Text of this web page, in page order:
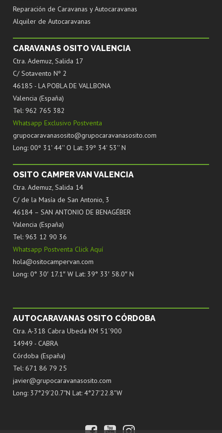
Reparación de Caravanas y Autocaravanas
Alquiler de Autocaravanas
CARAVANAS OSITO VALENCIA
Ctra. Ademuz, Salida 17
C/ Sotavento Nº 2
46185 - LA POBLA DE VALLBONA
Valencia (España)
Tel: 962 765 382
Whatsapp Exclusivo Postventa
grupocaravanasosito@grupocaravanasosito.com
Long: 00º 31' 44'' O Lat: 39º 34' 53'' N
OSITO CAMPER VAN VALENCIA
Ctra. Ademuz, Salida 14
C/ de la Masía de San Antonio, 3
46184 – SAN ANTONIO DE BENAGÉBER
Valencia (España)
Tel: 963 12 90 36
Whatsapp Postventa Click Aquí
hola@ositocampervan.com
Long: 0° 30′ 17.1″ W Lat: 39° 33′ 58.0″ N
AUTOCARAVANAS OSITO CÓRDOBA
Ctra. A-318 Cabra Ubeda KM 51´900
14949 - CABRA
Córdoba (España)
Tel: 671 86 79 25
javier@grupocaravanasosito.com
Long: 37°29'20.7"N Lat: 4°27'22.8"W